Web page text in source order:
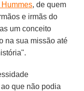
, de quem
e irmãs do
um conceito
na sua missão até
que não podia